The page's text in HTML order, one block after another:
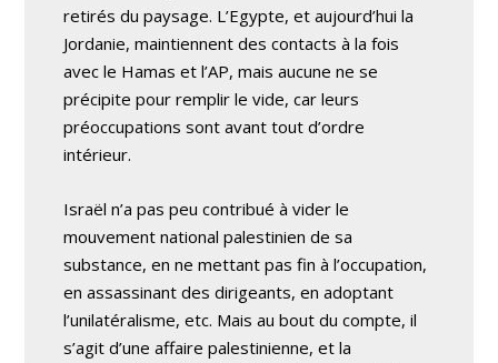
retirés du paysage. L’Egypte, et aujourd’hui la
Jordanie, maintiennent des contacts à la fois
avec le Hamas et l’AP, mais aucune ne se
précipite pour remplir le vide, car leurs
préoccupations sont avant tout d’ordre
intérieur.
Israël n’a pas peu contribué à vider le
mouvement national palestinien de sa
substance, en ne mettant pas fin à l’occupation,
en assassinant des dirigeants, en adoptant
l’unilatéralisme, etc. Mais au bout du compte, il
s’agit d’une affaire palestinienne, et la